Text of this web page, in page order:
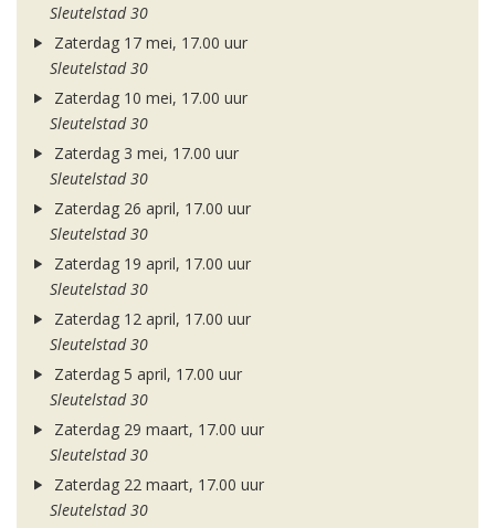
Sleutelstad 30
Zaterdag 17 mei, 17.00 uur
Sleutelstad 30
Zaterdag 10 mei, 17.00 uur
Sleutelstad 30
Zaterdag 3 mei, 17.00 uur
Sleutelstad 30
Zaterdag 26 april, 17.00 uur
Sleutelstad 30
Zaterdag 19 april, 17.00 uur
Sleutelstad 30
Zaterdag 12 april, 17.00 uur
Sleutelstad 30
Zaterdag 5 april, 17.00 uur
Sleutelstad 30
Zaterdag 29 maart, 17.00 uur
Sleutelstad 30
Zaterdag 22 maart, 17.00 uur
Sleutelstad 30